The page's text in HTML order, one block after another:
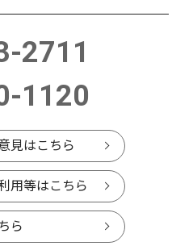
2711
1120
見はこちら
用等はこちら
ら